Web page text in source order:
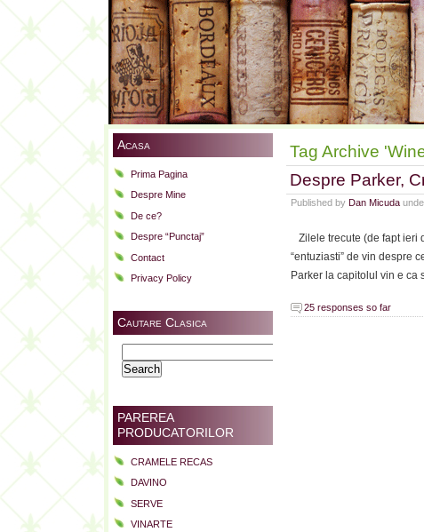
Acasa
Prima Pagina
Despre Mine
De ce?
Despre “Punctaj”
Contact
Privacy Policy
Cautare Clasica
for:
PAREREA
PRODUCATORILOR
CRAMELE RECAS
DAVINO
SERVE
VINARTE
Tag Archive
Despre Parker,
Published by Dan Micuda
Zilele trecute (de fapt ieri
“entuziasti” de vin despre
Parker la capitolul vin e
25 responses so far